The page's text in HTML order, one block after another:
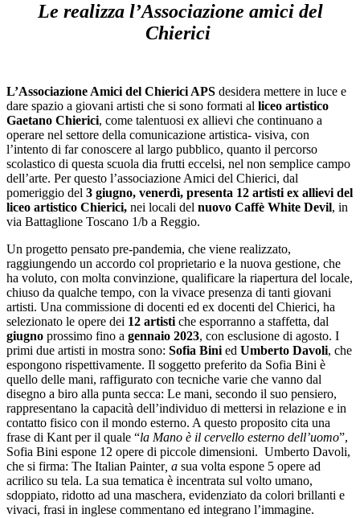
Le realizza l’Associazione amici del
Chierici
L’Associazione Amici del Chierici APS desidera mettere in luce e
dare spazio a giovani artisti che si sono formati al liceo artistico
Gaetano Chierici, come talentuosi ex allievi che continuano a
operare nel settore della comunicazione artistica- visiva, con
l’intento di far conoscere al largo pubblico, quanto il percorso
scolastico di questa scuola dia frutti eccelsi, nel non semplice campo
dell’arte. Per questo l’associazione Amici del Chierici, dal
pomeriggio del 3 giugno, venerdì, presenta 12 artisti ex allievi del
liceo artistico Chierici, nei locali del nuovo Caffè White Devil, in
via Battaglione Toscano 1/b a Reggio.
Un progetto pensato pre-pandemia, che viene realizzato,
raggiungendo un accordo col proprietario e la nuova gestione, che
ha voluto, con molta convinzione, qualificare la riapertura del locale,
chiuso da qualche tempo, con la vivace presenza di tanti giovani
artisti. Una commissione di docenti ed ex docenti del Chierici, ha
selezionato le opere dei 12 artisti che esporranno a staffetta, dal
giugno prossimo fino a gennaio 2023, con esclusione di agosto. I
primi due artisti in mostra sono: Sofia Bini ed Umberto Davoli, che
espongono rispettivamente. Il soggetto preferito da Sofia Bini è
quello delle mani, raffigurato con tecniche varie che vanno dal
disegno a biro alla punta secca: Le mani, secondo il suo pensiero,
rappresentano la capacità dell’individuo di mettersi in relazione e in
contatto fisico con il mondo esterno. A questo proposito cita una
frase di Kant per il quale “la Mano è il cervello esterno dell’uomo”,
Sofia Bini espone 12 opere di piccole dimensioni. Umberto Davoli,
che si firma: The Italian Painter, a sua volta espone 5 opere ad
acrilico su tela. La sua tematica è incentrata sul volto umano,
sdoppiato, ridotto ad una maschera, evidenziato da colori brillanti e
vivaci, frasi in inglese commentano ed integrano l’immagine.